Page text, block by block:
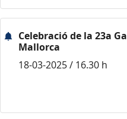
Celebració de la 23a
Mallorca
18-03-2025 / 16.30 h